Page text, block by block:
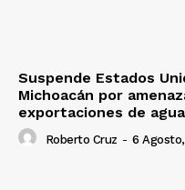
Suspende Estados
Michoacán por
exportaciones de
Roberto Cruz - 6